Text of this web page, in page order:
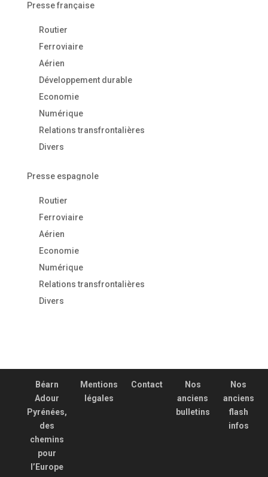
Presse française
Routier
Ferroviaire
Aérien
Développement durable
Economie
Numérique
Relations transfrontalières
Divers
Presse espagnole
Routier
Ferroviaire
Aérien
Economie
Numérique
Relations transfrontalières
Divers
Béarn
Adour
Pyrénées,
des
chemins
pour
l’Europe
Mentions
légales
Contact
Nos
anciens
bulletins
Nos
anciens
flash
infos